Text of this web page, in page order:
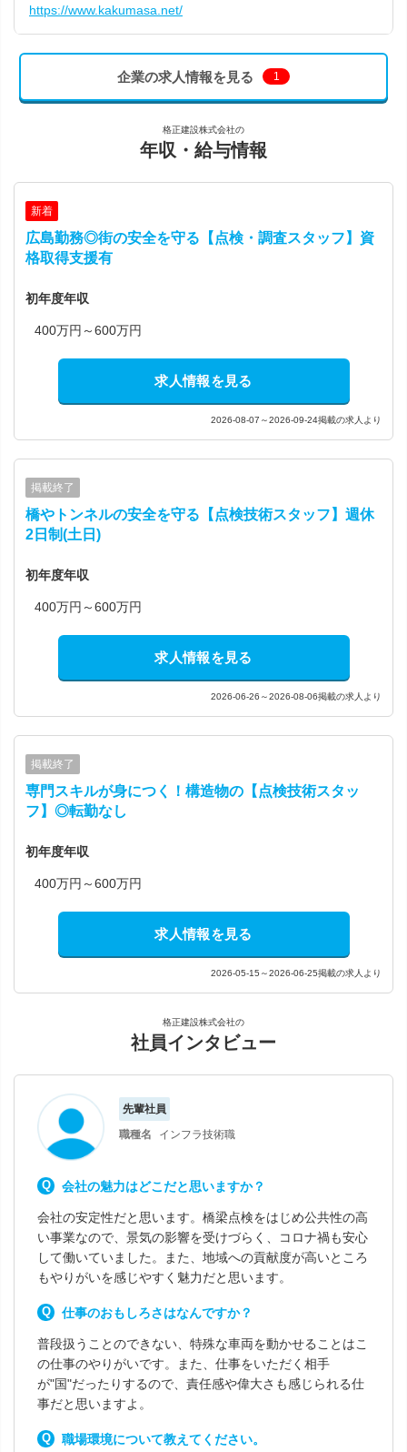
https://www.kakumasa.net/
企業の求人情報を見る 1
格正建設株式会社の
年収・給与情報
新着
広島勤務◎街の安全を守る【点検・調査スタッフ】資
格取得支援有
初年度年収
400万円～600万円
求人情報を見る
2026-08-07～2026-09-24掲載の求人より
掲載終了
橋やトンネルの安全を守る【点検技術スタッフ】週休
2日制(土日)
初年度年収
400万円～600万円
求人情報を見る
2026-06-26～2026-08-06掲載の求人より
掲載終了
専門スキルが身につく！構造物の【点検技術スタッ
フ】◎転勤なし
初年度年収
400万円～600万円
求人情報を見る
2026-05-15～2026-06-25掲載の求人より
格正建設株式会社の
社員インタビュー
先輩社員
職種名
インフラ技術職
会社の魅力はどこだと思いますか？
会社の安定性だと思います。橋梁点検をはじめ公共性の高
い事業なので、景気の影響を受けづらく、コロナ禍も安心
して働いていました。また、地域への貢献度が高いところ
もやりがいを感じやすく魅力だと思います。
仕事のおもしろさはなんですか？
普段扱うことのできない、特殊な車両を動かせることはこ
の仕事のやりがいです。また、仕事をいただく相手
が"国"だったりするので、責任感や偉大さも感じられる仕
事だと思いますよ。
職場環境について教えてください。